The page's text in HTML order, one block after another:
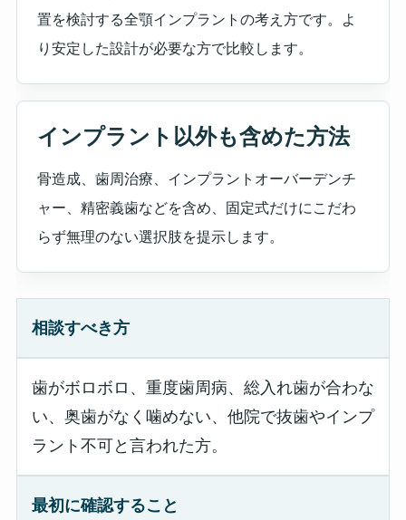
置を検討する全顎インプラントの考え方です。よ
り安定した設計が必要な方で比較します。
インプラント以外も含めた方法
骨造成、歯周治療、インプラントオーバーデンチ
ャー、精密義歯などを含め、固定式だけにこだわ
らず無理のない選択肢を提示します。
相談すべき方
歯がボロボロ、重度歯周病、総入れ歯が合わな
い、奥歯がなく噛めない、他院で抜歯やインプ
ラント不可と言われた方。
最初に確認すること